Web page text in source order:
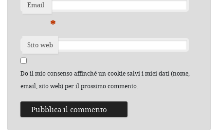
Email
*
Sito web
Do il mio consenso affinché un cookie salvi i miei dati (nome,
email, sito web) per il prossimo commento.